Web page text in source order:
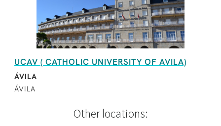
UCAV ( CATHOLIC UNIVERSITY OF AVILA)
ÁVILA
ÁVILA
Other locations: